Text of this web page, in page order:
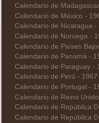
Calendario de
Calendario de México -
Calendario de Nicaragua -
Calendario de Noruega -
Calendario de Países
Calendario de Panamá -
Calendario de Paraguay -
Calendario de Perú - 1967
Calendario de Portugal -
Calendario de Reino
Calendario de República
Calendario de República